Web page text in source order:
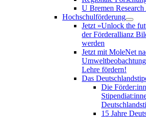
U Bremen
Hochschulförderung
Jetzt »Unlock the
der Förderallianz
werden
Jetzt mit MoleNet
Lehre fördern!
Das
Die
15 Jahre